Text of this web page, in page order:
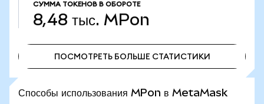
СУММА ТОКЕНОВ В ОБОРОТЕ
8,48 тыс. MPon
ПОСМОТРЕТЬ БОЛЬШЕ СТАТИСТИКИ
Способы использования MPon в MetaMask